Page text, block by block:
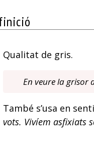
Qualitat de gris.
En veure la grisor
També s’usa en
vots. Vivíem asfixiats